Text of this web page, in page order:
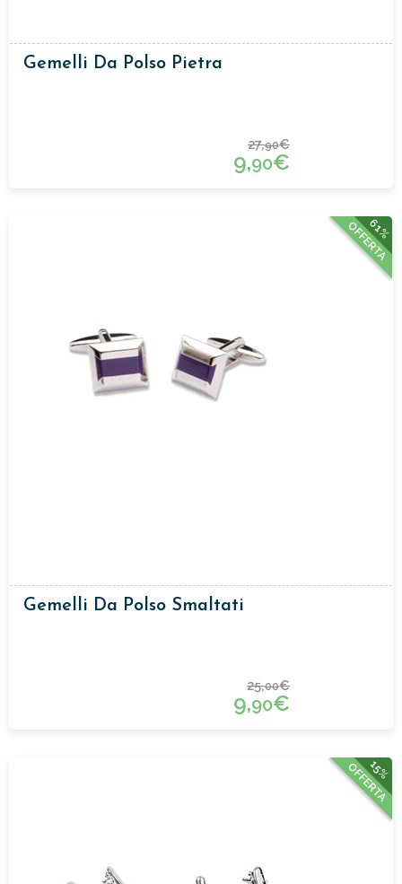
Gemelli Da Polso Pietra
27,90€
9,90€
61%
OFFERTA
Gemelli Da Polso Smaltati
25,00€
9,90€
15%
OFFERTA